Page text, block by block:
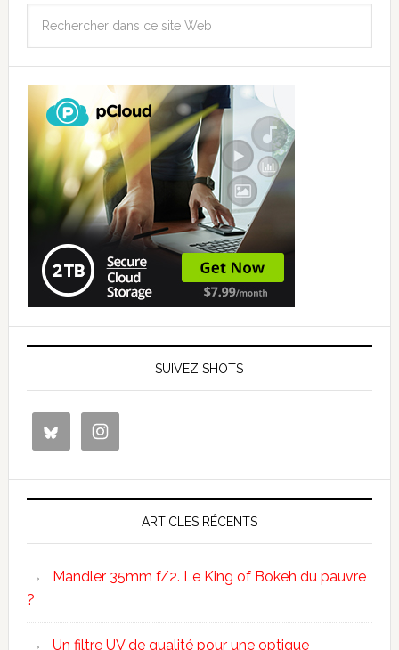
SUIVEZ SHOTS
ARTICLES RÉCENTS
Mandler 35mm f/2. Le King of Bokeh du pauvre
?
Un filtre UV de qualité pour une optique